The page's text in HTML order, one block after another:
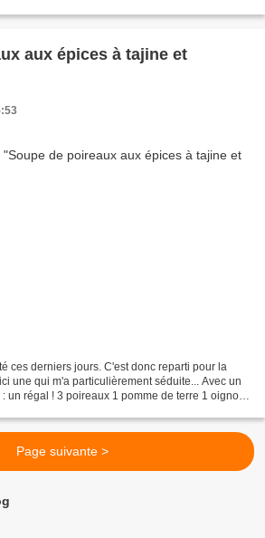
aux épices à tajine et
ces derniers jours. C'est donc reparti pour la
une qui m'a particulièrement séduite... Avec un
un régal ! 3 poireaux 1 pomme de terre 1 oignon
Page suivante >